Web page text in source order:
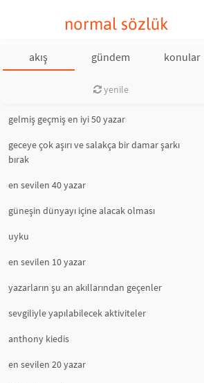
normal sözlük
akış gündem konular
yenile
gelmiş geçmiş en iyi 50 yazar
geceye çok aşırı ve salakça bir damar şarkı
bırak
en sevilen 40 yazar
güneşin dünyayı içine alacak olması
uyku
en sevilen 10 yazar
yazarların şu an akıllarından geçenler
sevgiliyle yapılabilecek aktiviteler
anthony kiedis
en sevilen 20 yazar